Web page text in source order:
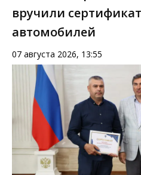
вручили
автомобилей
07 августа 2026, 13:55